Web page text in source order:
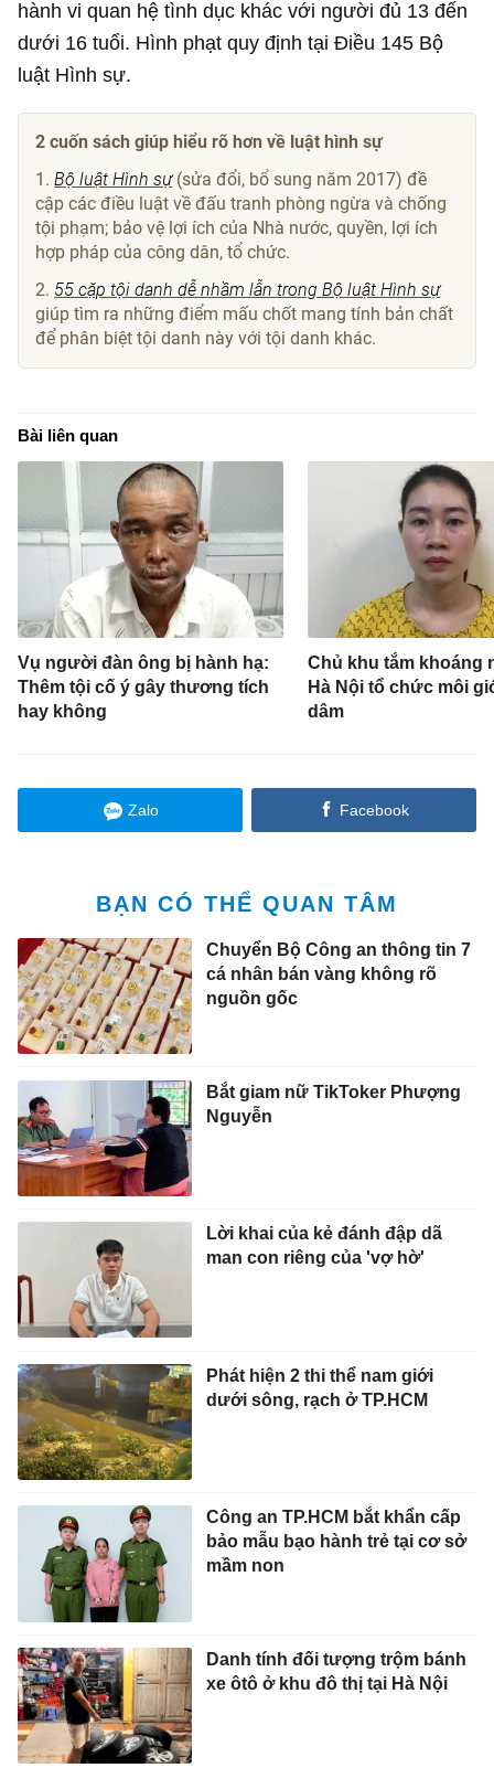
hành vi quan hệ tình dục khác với người đủ 13 đến
dưới 16 tuổi. Hình phạt quy định tại Điều 145 Bộ
luật Hình sự.
2 cuốn sách giúp hiểu rõ hơn về luật hình sự
1.Bộ luật Hình sự(sửa đổi, bổ sung năm 2017) đề
cập các điều luật về đấu tranh phòng ngừa và chống
tội phạm; bảo vệ lợi ích của Nhà nước, quyền, lợi ích
hợp pháp của công dân, tổ chức.
2. 55 cặp tội danh dễ nhầm lẫn trong Bộ luật Hình sự
giúp tìm ra những điểm mấu chốt mang tính bản chất
để phân biệt tội danh này với tội danh khác.
Bài liên quan
Vụ người đàn ông bị hành hạ:
Thêm tội cố ý gây thương tích
hay không
Chủ khu tắm khoáng
Hà Nội tổ chức môi
dâm
Zalo Facebook
BẠN CÓ THỂ QUAN TÂM
Chuyển Bộ Công an thông tin 7
cá nhân bán vàng không rõ
nguồn gốc
Bắt giam nữ TikToker Phượng
Nguyễn
Lời khai của kẻ đánh đập dã
man con riêng của 'vợ hờ'
Phát hiện 2 thi thể nam giới
dưới sông, rạch ở TP.HCM
Công an TP.HCM bắt khẩn cấp
bảo mẫu bạo hành trẻ tại cơ sở
mầm non
Danh tính đối tượng trộm bánh
xe ôtô ở khu đô thị tại Hà Nội